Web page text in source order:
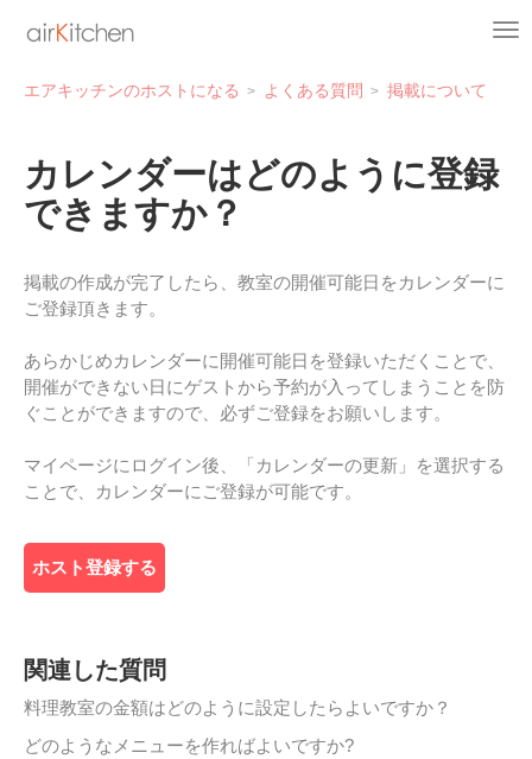
エアキッチンのホストになる よくある質問 掲載について
カレンダーはどのように登録
できますか？
掲載の作成が完了したら、教室の開催可能日をカレンダーに
ご登録頂きます。
あらかじめカレンダーに開催可能日を登録いただくことで、
開催ができない日にゲストから予約が入ってしまうことを防
ぐことができますので、必ずご登録をお願いします。
マイページにログイン後、「カレンダーの更新」を選択する
ことで、カレンダーにご登録が可能です。
ホスト登録する
関連した質問
料理教室の金額はどのように設定したらよいですか？
どのようなメニューを作ればよいですか?